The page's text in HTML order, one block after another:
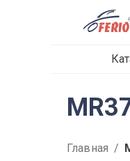
Главная /